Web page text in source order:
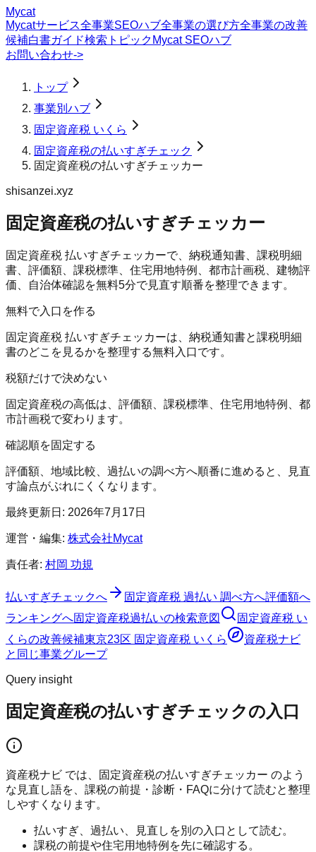
Mycat
Mycatサービス全事業SEOハブ全事業の選び方全事業の改善
候補白書ガイド検索トピック Mycat SEOハブ
お問い合わせ->
トップ
事業別ハブ
固定資産税 いくら
固定資産税の払いすぎチェック
固定資産税の払いすぎチェッカー
shisanzei.xyz
固定資産税の払いすぎチェッカー
固定資産税 払いすぎチェッカーで、納税通知書、課税明細
書、評価額、課税標準、住宅用地特例、都市計画税、建物評
価、自治体確認を無料5分で見直す順番を整理できます。
無料で入口を作る
固定資産税 払いすぎチェッカーは、納税通知書と課税明細
書のどこを見るかを整理する無料入口です。
税額だけで決めない
固定資産税の高低は、評価額、課税標準、住宅用地特例、都
市計画税で変わります。
確認順を固定する
評価額、地域比較、過払いの調べ方へ順番に進めると、見直
す論点がぶれにくくなります。
最終更新日: 2026年7月17日
運営・編集: 株式会社Mycat
責任者: 村岡 功規
払いすぎチェックへ 固定資産税 過払い 調べ方へ評価額へ
ランキングへ固定資産税過払いの検索意図
固定資産税 い
くらの改善候補東京23区 固定資産税 いくら
資産税ナビ
と同じ事業グループ
Query insight
固定資産税の払いすぎチェックの入口
資産税ナビ では、固定資産税の払いすぎチェッカー のよう
な見直し語を、課税の前提・診断・FAQに分けて読むと整理
しやすくなります。
払いすぎ、過払い、見直しを別の入口として読む。
課税の前提や住宅用地特例を先に確認する。